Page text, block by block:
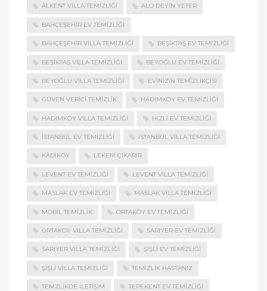
ALKENT VILLA TEMIZLIĞI ALO DEYIN YETER
BAHÇEŞEHIR EV TEMIZLIĞI
BAHÇEŞEHIR VILLA TEMIZLIĞI BEŞIKTAŞ EV TEMIZLIĞI
BEŞIKTAŞ VILLA TEMIZLIĞI BEYOĞLU EV TEMIZLIĞI
BEYOĞLU VILLA TEMIZLIĞI EVINIZIN TEMIZLIKÇISI
GÜVEN VERICI TEMIZLIK HADIMKÖY EV TEMIZLIĞI
HADIMKÖY VILLA TEMIZLIĞI HIZLI EV TEMIZLIĞI
İSTANBUL EV TEMIZLIĞI İSTANBUL VILLA TEMIZLIĞI
KADIKÖY LEKERI ÇIKARIR
LEVENT EV TEMIZLIĞI LEVENT VILLA TEMIZLIĞI
MASLAK EV TEMIZLIĞI MASLAK VILLA TEMIZLIĞI
MOBIL TEMIZLIK ORTAKÖY EV TEMIZLIĞI
ORTAKÖY VILLA TEMIZLIĞI SARIYER EV TEMIZLIĞI
SARIYER VILLA TEMIZLIĞI ŞIŞLI EV TEMIZLIĞI
ŞIŞLI VILLA TEMIZLIĞI TEMIZLIK HASTANIZ
TEMZLIKDE ILETIŞIM TEPEKENT EV TEMIZLIĞI